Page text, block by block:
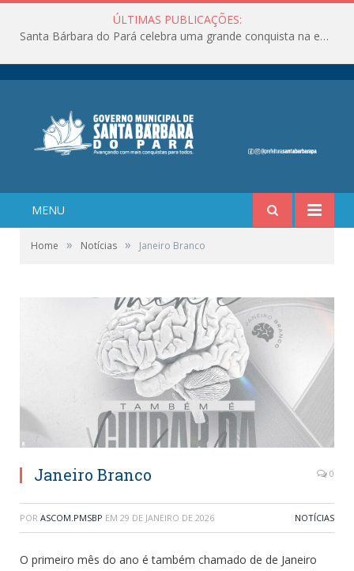
ÚLTIMAS PUBLICAÇÕES:
Santa Bárbara do Pará celebra uma grande conquista na educação!
MENU
Home » Notícias » Janeiro Branco
Janeiro Branco 0
POR ASCOM.PMSBP EM 29 DE JANEIRO DE 2026 NOTÍCIAS
O primeiro mês do ano é também chamado de de Janeiro